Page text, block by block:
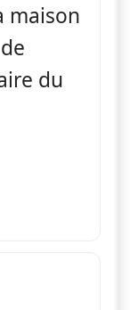
maison
du